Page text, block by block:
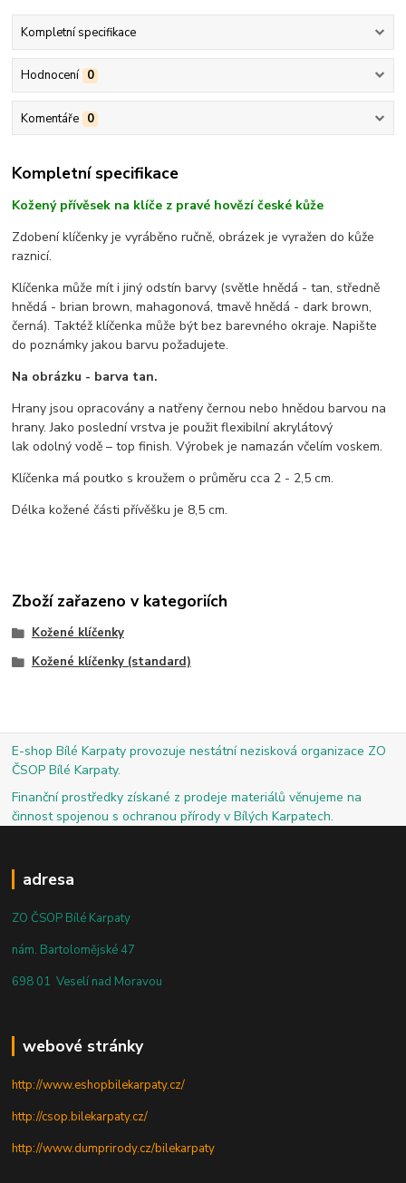
Kompletní specifikace
Hodnocení 0
Komentáře 0
Kompletní specifikace
Kožený přívěsek na klíče z pravé hovězí české kůže
Zdobení klíčenky je vyráběno ručně, obrázek je vyražen do kůže
raznicí.
Klíčenka může mít i jiný odstín barvy (světle hnědá - tan, středně
hnědá - brian brown, mahagonová, tmavě hnědá - dark brown,
černá). Taktéž klíčenka může být bez barevného okraje. Napište
do poznámky jakou barvu požadujete.
Na obrázku - barva tan.
Hrany jsou opracovány a natřeny černou nebo hnědou barvou na
hrany. Jako poslední vrstva je použit flexibilní akrylátový
lak odolný vodě – top finish. Výrobek je namazán včelím voskem.
Klíčenka má poutko s kroužem o průměru cca 2 - 2,5 cm.
Délka kožené části přívěšku je 8,5 cm.
Zboží zařazeno v kategoriích
Kožené klíčenky
Kožené klíčenky (standard)
E-shop Bílé Karpaty provozuje nestátní nezisková organizace ZO
ČSOP Bílé Karpaty.
Finanční prostředky získané z prodeje materiálů věnujeme na
činnost spojenou s ochranou přírody v Bílých Karpatech.
adresa
ZO ČSOP Bílé Karpaty
nám. Bartolomějské 47
698 01 Veselí nad Moravou
webové stránky
http://www.eshopbilekarpaty.cz/
http://csop.bilekarpaty.cz/
http://www.dumprirody.cz/bilekarpaty